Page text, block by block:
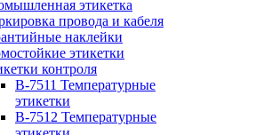
этикетка
провода и кабеля
наклейки
этикетки
контроля
B-7511 Температурные
этикетки
B-7512 Температурные